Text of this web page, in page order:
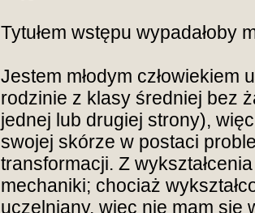
Tytułem wstępu wypadałoby
Jestem młodym człowiekiem
rodzinie z klasy średniej bez
jednej lub drugiej strony),
swojej skórze w postaci
transformacji. Z
mechaniki; chociaż
uczelniany, więc nie mam się